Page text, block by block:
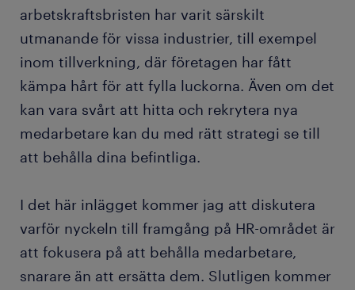
arbetskraftsbristen har varit särskilt
utmanande för vissa industrier, till exempel
inom tillverkning, där företagen har fått
kämpa hårt för att fylla luckorna. Även om det
kan vara svårt att hitta och rekrytera nya
medarbetare kan du med rätt strategi se till
att behålla dina befintliga.
I det här inlägget kommer jag att diskutera
varför nyckeln till framgång på HR-området är
att fokusera på att behålla medarbetare,
snarare än att ersätta dem. Slutligen kommer